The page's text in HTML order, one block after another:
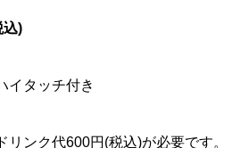
込)
イタッチ付き
ンク代600円(税込)が必要です。